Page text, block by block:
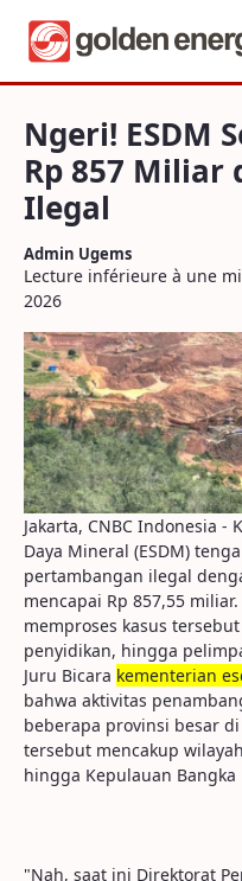
Ngeri! ESDM
Ngeri! ESDM
Rp 857 Miliar
Ilegal
Admin Ugems
Lecture inférieure à une
2026
Jakarta, CNBC Indonesia
Daya Mineral (ESDM)
pertambangan ilegal
mencapai Rp 857,55
memproses kasus
penyidikan, hingga
Juru Bicara kementerian
bahwa aktivitas
beberapa provinsi besar
tersebut mencakup
hingga Kepulauan Bangka
"Nah, saat ini Direktorat